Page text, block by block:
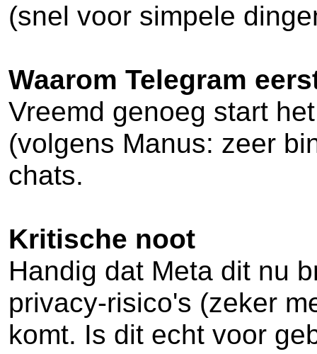
(snel voor simpele
Waarom Telegram
Vreemd genoeg start
(volgens Manus: zeer
chats.
Kritische noot
Handig dat Meta dit nu
privacy-risico's (zeker
komt. Is dit echt voor